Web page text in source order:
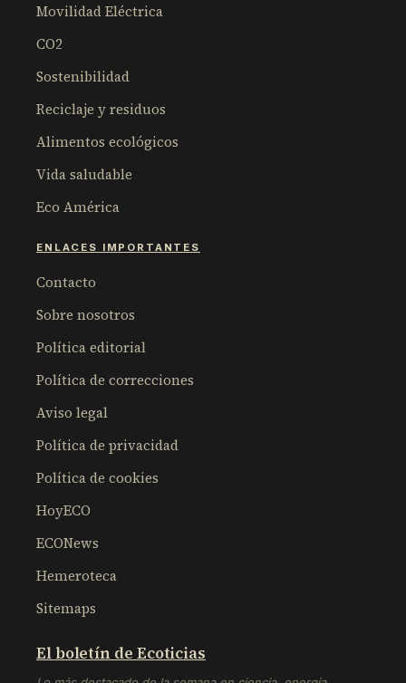
Movilidad Eléctrica
CO2
Sostenibilidad
Reciclaje y residuos
Alimentos ecológicos
Vida saludable
Eco América
ENLACES IMPORTANTES
Contacto
Sobre nosotros
Política editorial
Política de correcciones
Aviso legal
Política de privacidad
Política de cookies
HoyECO
ECONews
Hemeroteca
Sitemaps
El boletín de Ecoticias